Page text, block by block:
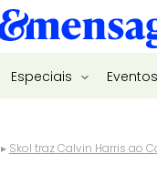
Especiais Eventos
▸ Skol traz Calvin Harris ao